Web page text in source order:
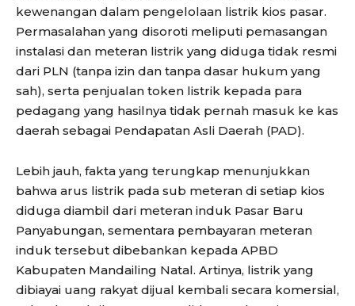
kewenangan dalam pengelolaan listrik kios pasar.
Permasalahan yang disoroti meliputi pemasangan
instalasi dan meteran listrik yang diduga tidak resmi
dari PLN (tanpa izin dan tanpa dasar hukum yang
sah), serta penjualan token listrik kepada para
pedagang yang hasilnya tidak pernah masuk ke kas
daerah sebagai Pendapatan Asli Daerah (PAD).
Lebih jauh, fakta yang terungkap menunjukkan
bahwa arus listrik pada sub meteran di setiap kios
diduga diambil dari meteran induk Pasar Baru
Panyabungan, sementara pembayaran meteran
induk tersebut dibebankan kepada APBD
Kabupaten Mandailing Natal. Artinya, listrik yang
dibiayai uang rakyat dijual kembali secara komersial,